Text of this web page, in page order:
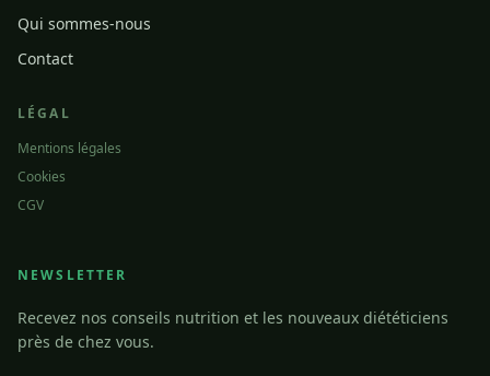
Qui sommes-nous
Contact
LÉGAL
Mentions légales
Cookies
CGV
NEWSLETTER
Recevez nos conseils nutrition et les nouveaux diététiciens
près de chez vous.